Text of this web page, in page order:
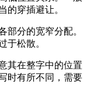
的穿插避让。
部分的宽窄分配。
于松散。
其在整字中的位置
时有所不同，需要